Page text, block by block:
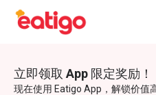
立即领取 App 限定奖励！
现在使用 Eatigo App，解锁价值